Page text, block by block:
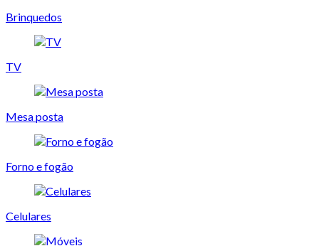
Brinquedos
TV
Mesa posta
Forno e fogão
Celulares